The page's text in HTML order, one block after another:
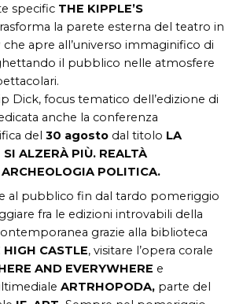
specific THE KIPPLE’S
la parete esterna del teatro in
che apre all’universo immaginifico di
il pubblico nelle atmosfere
Dick, focus tematico dell’edizione di
anche la conferenza
del 30 agosto dal titolo LA
ALZERÀ PIÙ. REALTÀ
POLITICA.
al pubblico fin dal tardo pomeriggio
fra le edizioni introvabili della
grazie alla biblioteca
CASTLE, visitare l’opera corale
AND EVERYWHERE e
ARTRHOPODA, parte del